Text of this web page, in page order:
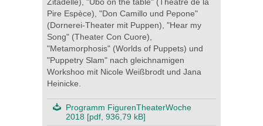
Pire Espèce), "Don Camillo und Pepone"
(Dornerei-Theater mit Puppen), "Hear my
Song" (Theater Con Cuore),
"Metamorphosis" (Worlds of Puppets) und
"Puppetry Slam" nach gleichnamigen
Workshoo mit Nicole Weißbrodt und Jana
Heinicke.
Programm FigurenTheaterWoche
2018 [pdf, 936,79 kB]